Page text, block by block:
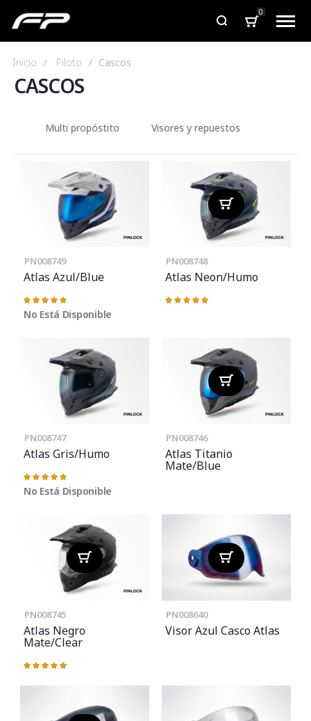
0
Inicio Piloto Cascos
CASCOS
Todos Multi propóstito Visores y repuestos
PN008749
Atlas Azul/Blue
Valoración:
100%
No Está Disponible
PN008748
Atlas Neon/Humo
Valoración:
PN008747
Atlas Gris/Humo
Valoración:
100%
No Está Disponible
PN008746
Atlas Titanio
Mate/Blue
PN008745
Atlas Negro
Mate/Clear
Valoración:
PN008640
Visor Azul Casco Atlas